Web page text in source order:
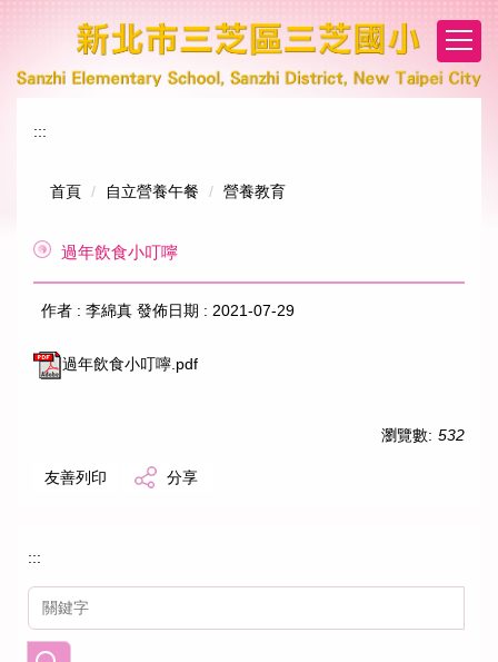
要
:::
首頁 自立營養午餐 營養教育
過年飲食小叮嚀
作者 : 李綿真 發佈日期 : 2021-07-29
過年飲食小叮嚀.pdf
瀏覽數: 532
友善列印 分享
:::